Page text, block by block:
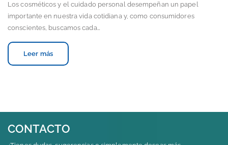
Los cosméticos y el cuidado personal desempeñan un papel
importante en nuestra vida cotidiana y, como consumidores
conscientes, buscamos cada…
Leer más
CONTACTO